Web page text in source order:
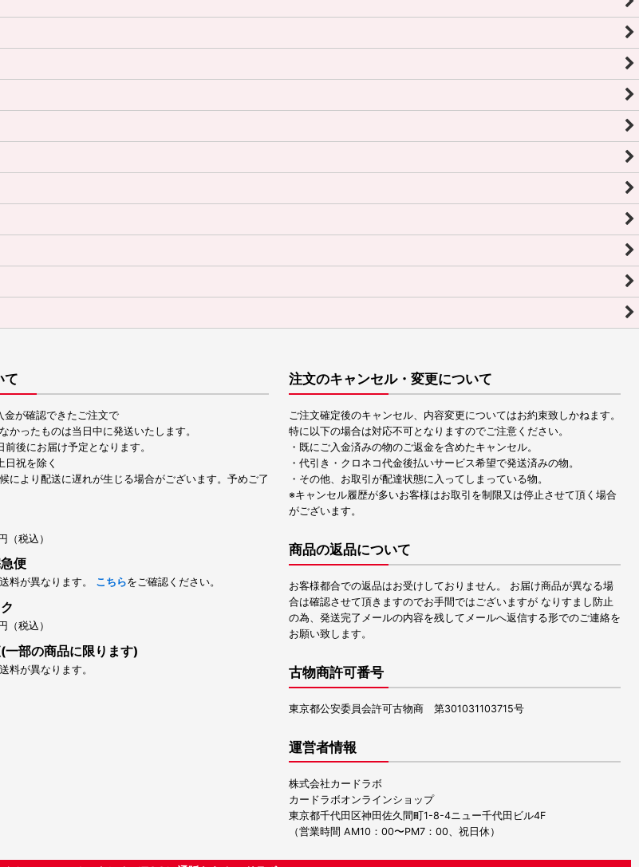
て
金が確認できたご注文で
かったものは当日中に発送いたします。
後にお届け予定となります。
日祝を除く
により配送に遅れが生じる場合がございます。予めご了
（税込）
便
料が異なります。 こちらをご確認ください。
（税込）
一部の商品に限ります)
料が異なります。
注文のキャンセル・変更について
ご注文確定後のキャンセル、内容変更についてはお約束致しかねます。
特に以下の場合は対応不可となりますのでご注意ください。
・既にご入金済みの物のご返金を含めたキャンセル。
・代引き・クロネコ代金後払いサービス希望で発送済みの物。
・その他、お取引が配達状態に入ってしまっている物。
※キャンセル履歴が多いお客様はお取引を制限又は停止させて頂く場合
がございます。
商品の返品について
お客様都合での返品はお受けしておりません。 お届け商品が異なる場
合は確認させて頂きますのでお手間ではございますが なりすまし防止
の為、発送完了メールの内容を残してメールへ返信する形でのご連絡を
お願い致します。
古物商許可番号
東京都公安委員会許可古物商 第301031103715号
運営者情報
株式会社カードラボ
カードラボオンラインショップ
東京都千代田区神田佐久間町1-8-4ニュー千代田ビル4F
（営業時間 AM10：00〜PM7：00、祝日休）